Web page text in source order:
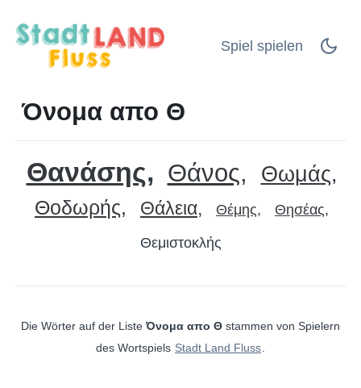
Spiel spielen
Όνομα απο Θ
Θανάσης Θάνος Θωμάς
Θοδωρής Θάλεια Θέμης Θησέας
Θεμιστοκλής
Die Wörter auf der ListeΌνομα απο Θ stammen von Spielern
des Wortspiels Stadt Land Fluss